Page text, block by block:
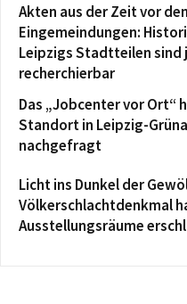
Akten aus der Zeit vor den
Eingemeindungen:
Leipzigs Stadtteilen sind
recherchierbar
Das „Jobcenter vor Ort“
Standort in Leipzig-
nachgefragt
Licht ins Dunkel der
Völkerschlachtdenkmal
Ausstellungsräume